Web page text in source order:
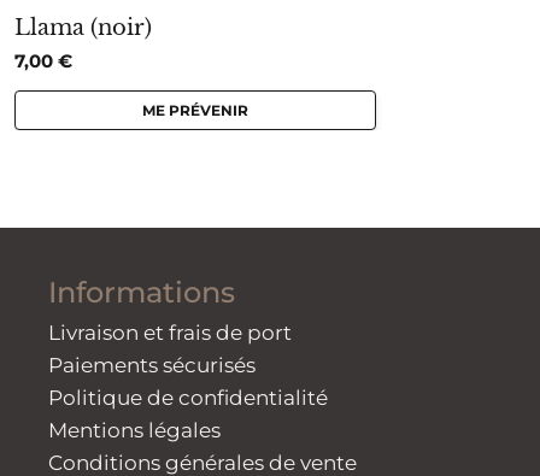
Llama (noir)
7,00 €
ME PRÉVENIR
Informations
Livraison et frais de port
Paiements sécurisés
Politique de confidentialité
Mentions légales
Conditions générales de vente